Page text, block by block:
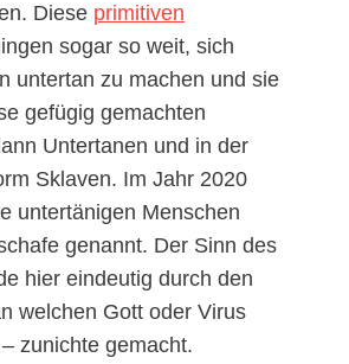
Diese primitiven
sogar so weit, sich
untertan zu machen und sie
gefügig gemachten
Untertanen und in der
Sklaven. Im Jahr 2020
untertänigen Menschen
genannt. Der Sinn des
hier eindeutig durch den
welchen Gott oder Virus
zunichte gemacht.